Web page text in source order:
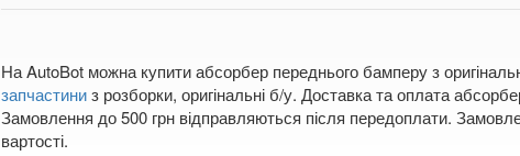
На AutoBot можна купити абсорбер переднього бамперу з
запчастиниз розборки, оригінальні б/у. Доставка та оплата
Замовлення до 500 грн відправляються після передоплати.
вартості.